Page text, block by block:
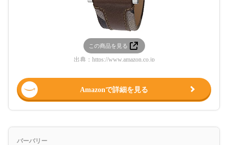
この商品を見る
出典： https://www.amazon.co.jp
Amazonで詳細を見る
バーバリー